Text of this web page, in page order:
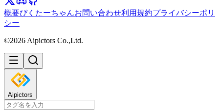
概要ぴくたーちゃんお問い合わせ利用規約プライバシーポリ
シー
©2026 Aipictors Co.,Ltd.
Aipictors